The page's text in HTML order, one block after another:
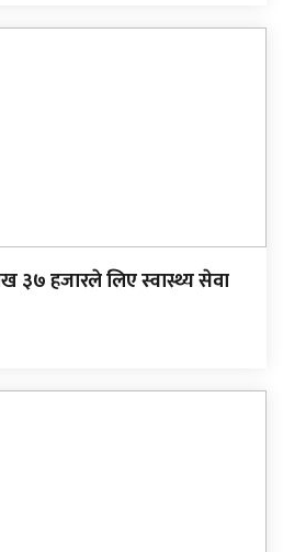
३७ हजारले लिए स्वास्थ्य सेवा